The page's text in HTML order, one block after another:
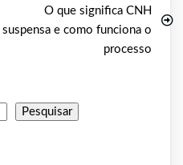
O que significa CNH
suspensa e como funciona o
processo
Pesquisar